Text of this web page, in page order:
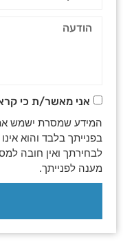
אני מאשר/ת כי
המידע שמסרת ישמש
בפנייתך בלבד והוא
לבחירתך ואין חובה
מענה לפנייתך.